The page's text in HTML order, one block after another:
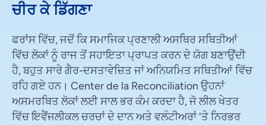
ਚੀਰ ਕੇ ਡਿੱਗਣਾ
ਫਰਾਂਸ ਵਿੱਚ, ਜਦੋਂ ਕਿ ਸਮਾਜਿਕ ਪ੍ਰਣਾਲੀ ਅਸਥਿਰ ਸਥਿਤੀਆਂ
ਵਿੱਚ ਲੋਕਾਂ ਨੂੰ ਰਾਜ ਤੋਂ ਸਹਾਇਤਾ ਪ੍ਰਾਪਤ ਕਰਨ ਦੇ ਯੋਗ ਬਣਾਉਂਦੀ
ਹੈ, ਬਹੁਤ ਸਾਰੇ ਗੈਰ-ਦਸਤਾਵੇਜ਼ਿਤ ਜਾਂ ਅਨਿਯਮਿਤ ਸਥਿਤੀਆਂ ਵਿੱਚ
ਰਹਿ ਗਏ ਹਨ। Center de la Reconciliation ਉਹਨਾਂ
ਅਸਮਰਥਿਤ ਲੋਕਾਂ ਲਈ ਸਾਲ ਭਰ ਕੰਮ ਕਰਦਾ ਹੈ, ਜੋ ਲੀਲ ਖੇਤਰ
ਵਿੱਚ ਇਵੈਂਜਲੀਕਲ ਚਰਚਾਂ ਦੇ ਦਾਨ ਅਤੇ ਵਲੰਟੀਅਰਾਂ 'ਤੇ ਨਿਰਭਰ